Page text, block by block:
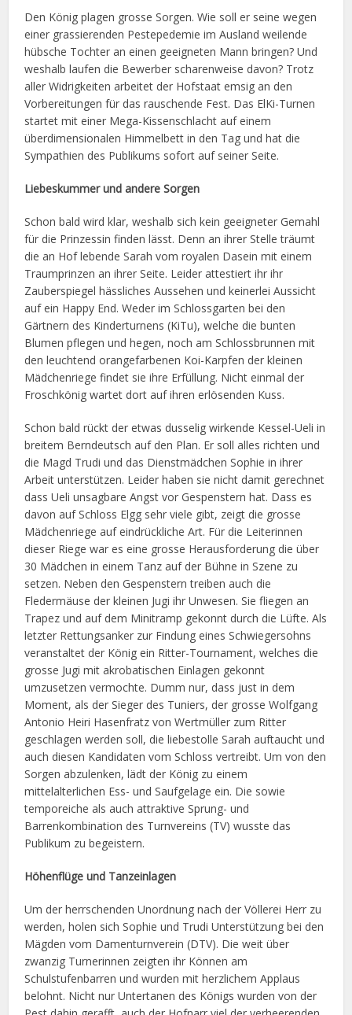
Den König plagen grosse Sorgen. Wie soll er seine wegen
einer grassierenden Pestepedemie im Ausland weilende
hübsche Tochter an einen geeigneten Mann bringen? Und
weshalb laufen die Bewerber scharenweise davon? Trotz
aller Widrigkeiten arbeitet der Hofstaat emsig an den
Vorbereitungen für das rauschende Fest. Das ElKi-Turnen
startet mit einer Mega-Kissenschlacht auf einem
überdimensionalen Himmelbett in den Tag und hat die
Sympathien des Publikums sofort auf seiner Seite.
Liebeskummer und andere Sorgen
Schon bald wird klar, weshalb sich kein geeigneter Gemahl
für die Prinzessin finden lässt. Denn an ihrer Stelle träumt
die an Hof lebende Sarah vom royalen Dasein mit einem
Traumprinzen an ihrer Seite. Leider attestiert ihr ihr
Zauberspiegel hässliches Aussehen und keinerlei Aussicht
auf ein Happy End. Weder im Schlossgarten bei den
Gärtnern des Kinderturnens (KiTu), welche die bunten
Blumen pflegen und hegen, noch am Schlossbrunnen mit
den leuchtend orangefarbenen Koi-Karpfen der kleinen
Mädchenriege findet sie ihre Erfüllung. Nicht einmal der
Froschkönig wartet dort auf ihren erlösenden Kuss.
Schon bald rückt der etwas dusselig wirkende Kessel-Ueli in
breitem Berndeutsch auf den Plan. Er soll alles richten und
die Magd Trudi und das Dienstmädchen Sophie in ihrer
Arbeit unterstützen. Leider haben sie nicht damit gerechnet
dass Ueli unsagbare Angst vor Gespenstern hat. Dass es
davon auf Schloss Elgg sehr viele gibt, zeigt die grosse
Mädchenriege auf eindrückliche Art. Für die Leiterinnen
dieser Riege war es eine grosse Herausforderung die über
30 Mädchen in einem Tanz auf der Bühne in Szene zu
setzen. Neben den Gespenstern treiben auch die
Fledermäuse der kleinen Jugi ihr Unwesen. Sie fliegen an
Trapez und auf dem Minitramp gekonnt durch die Lüfte. Als
letzter Rettungsanker zur Findung eines Schwiegersohns
veranstaltet der König ein Ritter-Tournament, welches die
grosse Jugi mit akrobatischen Einlagen gekonnt
umzusetzen vermochte. Dumm nur, dass just in dem
Moment, als der Sieger des Tuniers, der grosse Wolfgang
Antonio Heiri Hasenfratz von Wertmüller zum Ritter
geschlagen werden soll, die liebestolle Sarah auftaucht und
auch diesen Kandidaten vom Schloss vertreibt. Um von den
Sorgen abzulenken, lädt der König zu einem
mittelalterlichen Ess- und Saufgelage ein. Die sowie
temporeiche als auch attraktive Sprung- und
Barrenkombination des Turnvereins (TV) wusste das
Publikum zu begeistern.
Höhenflüge und Tanzeinlagen
Um der herrschenden Unordnung nach der Völlerei Herr zu
werden, holen sich Sophie und Trudi Unterstützung bei den
Mägden vom Damenturnverein (DTV). Die weit über
zwanzig Turnerinnen zeigten ihr Können am
Schulstufenbarren und wurden mit herzlichem Applaus
belohnt. Nicht nur Untertanen des Königs wurden von der